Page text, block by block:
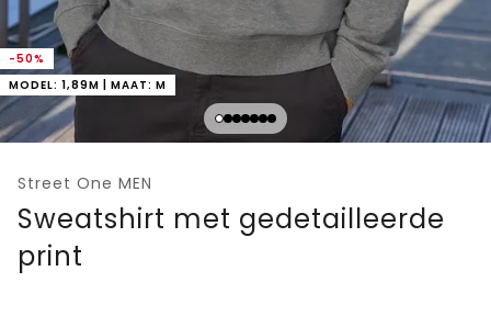
-50%
MODEL: 1,89M | MAAT: M
Street One MEN
Sweatshirt met gedetailleerde
print